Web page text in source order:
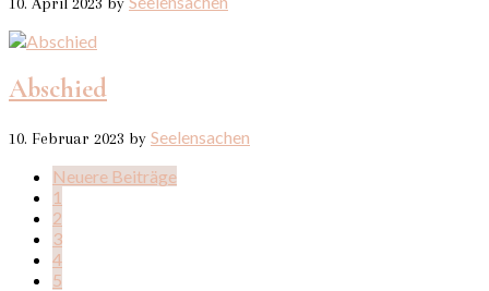
Abschied
10. Februar 2023 by Seelensachen
Neuere Beiträge
1
2
3
4
5